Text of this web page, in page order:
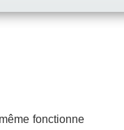
fonctionne